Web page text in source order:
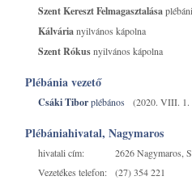
Szent Kereszt Felmagasztalása
Kálvárianyilvános kápolna
Szent Rókusnyilvános kápolna
Plébánia vezető
Csáki Tiborplébános (2020. VIII. 1.
Plébániahivatal, Nagymaros
hivatali cím:
2626 Nagymaros,
Vezetékes telefon:
(27) 354 221